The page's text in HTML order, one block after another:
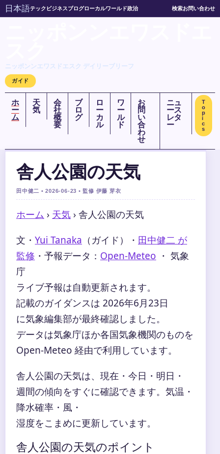
日本語テック ビジネスブログローカルワールド政治 検索お問い合わせ
ニッポンンエワスドエスク デイリーブリーフ
ガイド
ホ
ー
ム
天
気
会
社
概
要
ブ
ロ
グ
ロ
ー
カ
ル
ワ
ー
ル
ド
お
問
い
合
わ
せ
ニュ
ース
レタ
ー
T
o
p
i
c
s
舎人公園の天気
田中健二 • 2026-06-23 • 監修 伊藤 芽衣
ホーム › 天気 › 舎人公園の天気
文・ Yui Tanaka （ガイド） ・ 田中健二 が
監修 ・ 予報データ： Open-Meteo ・ 気象
庁
ライブ予報は自動更新されます。
記載のガイダンスは 2026年6月23日
に気象編集部が最終確認しました。
データは気象庁ほか各国気象機関のものを
Open-Meteo 経由で利用しています。
舎人公園の天気は、現在・今日・明日・
週間の傾向をすぐに確認できます。気温・
降水確率・風・
湿度をこまめに更新しています。
舎人公園の天気のポイント